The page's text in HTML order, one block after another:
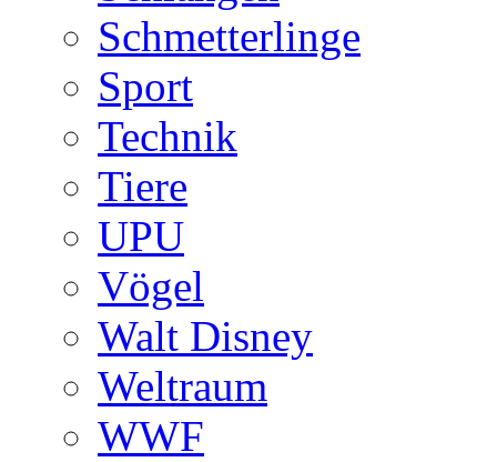
Schmetterlinge
Sport
Technik
Tiere
UPU
Vögel
Walt Disney
Weltraum
WWF